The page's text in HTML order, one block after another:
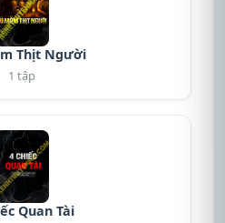
Thịt Người
1 tập
Quan Tài